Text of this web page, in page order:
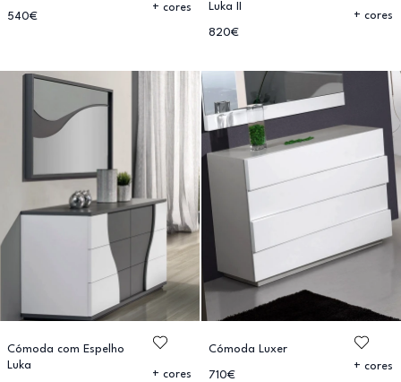
540€
+ cores
Luka II
820€
+ cores
Cómoda com Espelho
Luka
+ cores
Cómoda Luxer
710€
+ cores